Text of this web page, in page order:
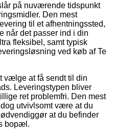
på nuværende tidspunkt
Den mest
til et afhentningssted,
når det passer ind i din
fleksibel, samt typisk
ved køb af Te
vælge at få sendt til din
Leveringstypen bliver
ret problemfri. Den mest
utvivlsomt være at du
at du befinder
bopæl.